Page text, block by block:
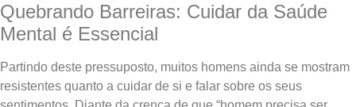
Quebrando Barreiras: Cuidar da Saúde
Mental é Essencial
Partindo deste pressuposto, muitos homens ainda se mostram
resistentes quanto a cuidar de si e falar sobre os seus